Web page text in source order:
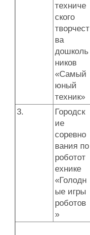
техниче
ского
творчест
ва
дошколь
ников
«Самый
юный
техник»
3.
Городск
ие
соревно
вания по
роботот
ехнике
«Голодн
ые игры
роботов
»